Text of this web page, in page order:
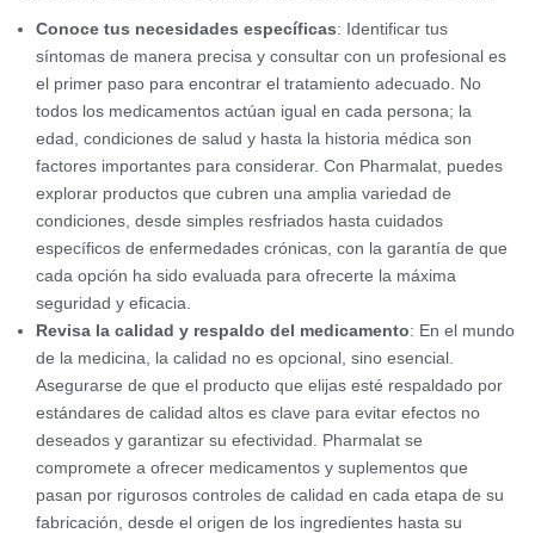
Conoce tus necesidades específicas: Identificar tus
síntomas de manera precisa y consultar con un profesional es
el primer paso para encontrar el tratamiento adecuado. No
todos los medicamentos actúan igual en cada persona; la
edad, condiciones de salud y hasta la historia médica son
factores importantes para considerar. Con Pharmalat, puedes
explorar productos que cubren una amplia variedad de
condiciones, desde simples resfriados hasta cuidados
específicos de enfermedades crónicas, con la garantía de que
cada opción ha sido evaluada para ofrecerte la máxima
seguridad y eficacia.
Revisa la calidad y respaldo del medicamento: En el mundo
de la medicina, la calidad no es opcional, sino esencial.
Asegurarse de que el producto que elijas esté respaldado por
estándares de calidad altos es clave para evitar efectos no
deseados y garantizar su efectividad. Pharmalat se
compromete a ofrecer medicamentos y suplementos que
pasan por rigurosos controles de calidad en cada etapa de su
fabricación, desde el origen de los ingredientes hasta su